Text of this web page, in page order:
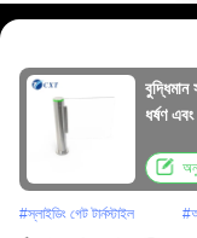
বুদ্ধিমান
ধর্ষণ
#স্লাইডিং গেট টার্নস্টাইল #